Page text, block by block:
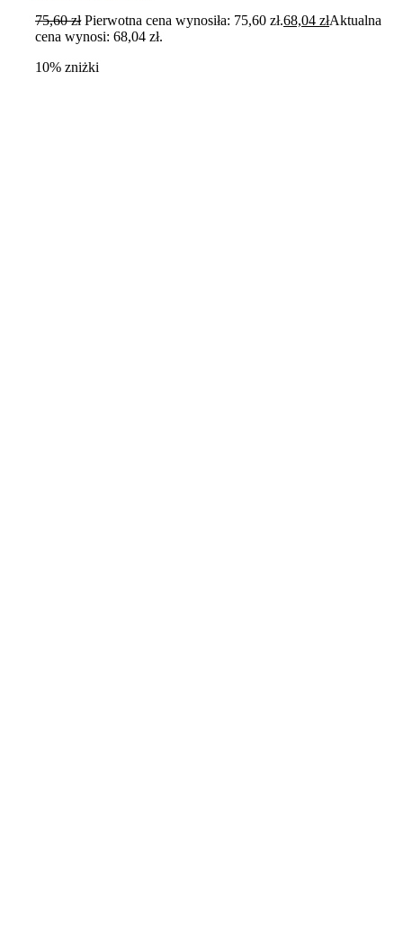
75,60zł Pierwotna cena wynosiła: 75,60 zł.68,04złAktualna
cena wynosi: 68,04 zł.
10% zniżki